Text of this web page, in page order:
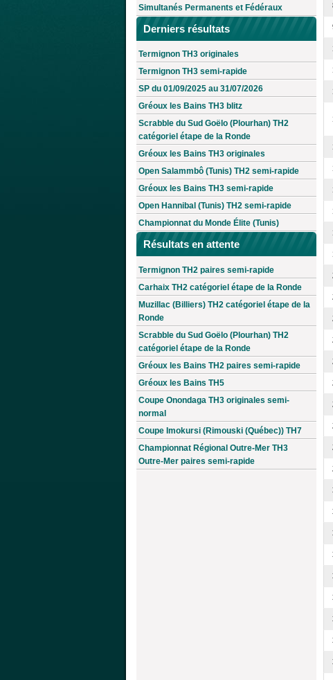
Simultanés Permanents et Fédéraux
Derniers résultats
Termignon TH3 originales
Termignon TH3 semi-rapide
SP du 01/09/2025 au 31/07/2026
Gréoux les Bains TH3 blitz
Scrabble du Sud Goëlo (Plourhan) TH2
catégoriel étape de la Ronde
Gréoux les Bains TH3 originales
Open Salammbô (Tunis) TH2 semi-rapide
Gréoux les Bains TH3 semi-rapide
Open Hannibal (Tunis) TH2 semi-rapide
Championnat du Monde Élite (Tunis)
Résultats en attente
Termignon TH2 paires semi-rapide
Carhaix TH2 catégoriel étape de la Ronde
Muzillac (Billiers) TH2 catégoriel étape de la
Ronde
Scrabble du Sud Goëlo (Plourhan) TH2
catégoriel étape de la Ronde
Gréoux les Bains TH2 paires semi-rapide
Gréoux les Bains TH5
Coupe Onondaga TH3 originales semi-
normal
Coupe Imokursi (Rimouski (Québec)) TH7
Championnat Régional Outre-Mer TH3
Outre-Mer paires semi-rapide